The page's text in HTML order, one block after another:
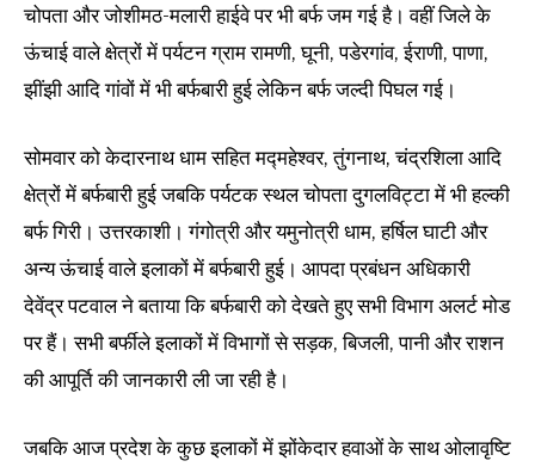
चोपता और जोशीमठ-मलारी हाईवे पर भी बर्फ जम गई है। वहीं जिले के
ऊंचाई वाले क्षेत्रों में पर्यटन ग्राम रामणी, घूनी, पडेरगांव, ईराणी, पाणा,
झींझी आदि गांवों में भी बर्फबारी हुई लेकिन बर्फ जल्दी पिघल गई।
सोमवार को केदारनाथ धाम सहित मद्महेश्वर, तुंगनाथ, चंद्रशिला आदि
क्षेत्रों में बर्फबारी हुई जबकि पर्यटक स्थल चोपता दुगलविट्टा में भी हल्की
बर्फ गिरी। उत्तरकाशी। गंगोत्री और यमुनोत्री धाम, हर्षिल घाटी और
अन्य ऊंचाई वाले इलाकों में बर्फबारी हुई। आपदा प्रबंधन अधिकारी
देवेंद्र पटवाल ने बताया कि बर्फबारी को देखते हुए सभी विभाग अलर्ट मोड
पर हैं। सभी बर्फीले इलाकों में विभागों से सड़क, बिजली, पानी और राशन
की आपूर्ति की जानकारी ली जा रही है।
जबकि आज प्रदेश के कुछ इलाकों में झोंकेदार हवाओं के साथ ओलावृष्टि